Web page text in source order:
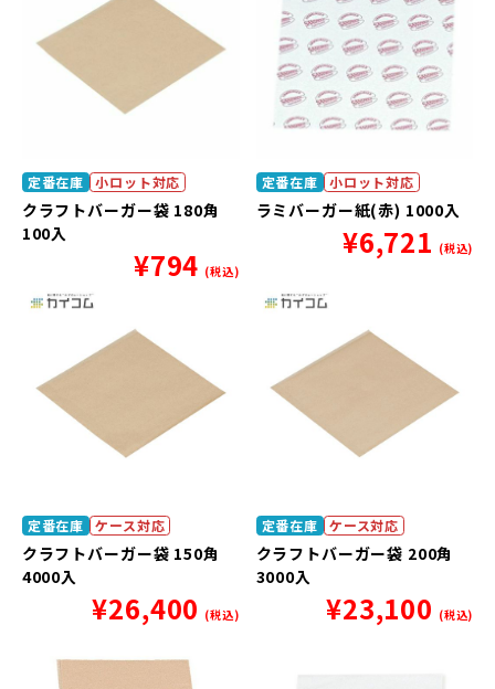
定番在庫 小ロット対応
クラフトバーガー袋 180角
100入
¥794 (税込)
定番在庫 小ロット対応
ラミバーガー紙(赤) 1000入
¥6,721 (税込)
定番在庫 ケース対応
クラフトバーガー袋 150角
4000入
¥26,400 (税込)
定番在庫 ケース対応
クラフトバーガー袋 200角
3000入
¥23,100 (税込)